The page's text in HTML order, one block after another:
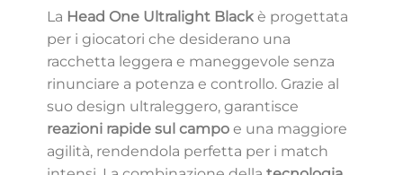
La Head One Ultralight Blackè progettata
per i giocatori che desiderano una
racchetta leggera e maneggevole senza
rinunciare a potenza e controllo. Grazie al
suo design ultraleggero, garantisce
reazioni rapide sul campoe una maggiore
agilità, rendendola perfetta per i match